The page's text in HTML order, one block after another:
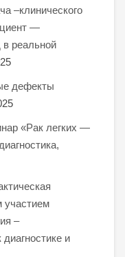
–клинического
—
реальной
дефекты
«Рак легких —
участием
–
и